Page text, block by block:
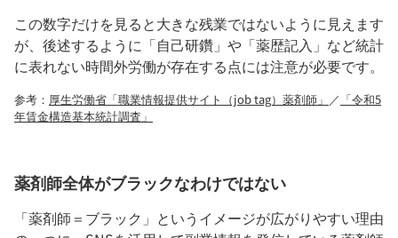
この数字だけを見ると大きな残業ではないように見えます
が、後述するように「自己研鑽」や「薬歴記入」など統計
に表れない時間外労働が存在する点には注意が必要です。
参考： 厚生労働省「職業情報提供サイト（job tag）薬剤師」 ／ 「令和5
年賃金構造基本統計調査」
薬剤師全体がブラックなわけではない
「薬剤師＝ブラック」というイメージが広がりやすい理由